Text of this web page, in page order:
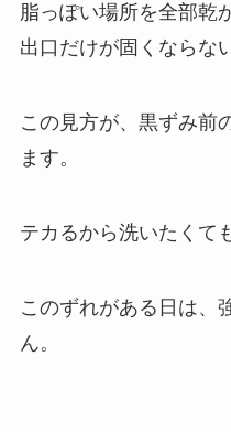
脂っぽい場所を全部乾
出口だけが固くならな
この見方が、黒ずみ前
ます。
テカるから洗いたくて
このずれがある日は、
ん。